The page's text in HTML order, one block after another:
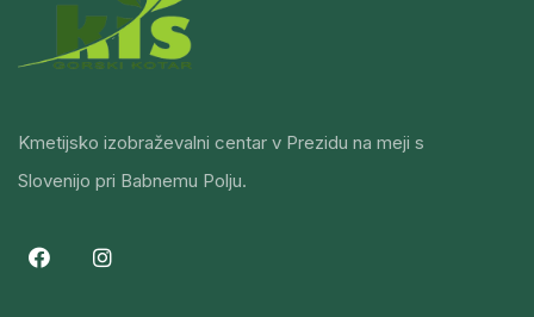
Kmetijsko izobraževalni centar v Prezidu na meji s
Slovenijo pri Babnemu Polju.